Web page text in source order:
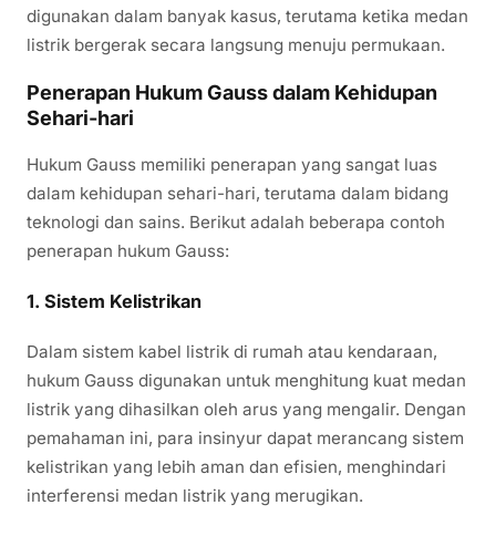
digunakan dalam banyak kasus, terutama ketika medan
listrik bergerak secara langsung menuju permukaan.
Penerapan Hukum Gauss dalam Kehidupan
Sehari-hari
Hukum Gauss memiliki penerapan yang sangat luas
dalam kehidupan sehari-hari, terutama dalam bidang
teknologi dan sains. Berikut adalah beberapa contoh
penerapan hukum Gauss:
1. Sistem Kelistrikan
Dalam sistem kabel listrik di rumah atau kendaraan,
hukum Gauss digunakan untuk menghitung kuat medan
listrik yang dihasilkan oleh arus yang mengalir. Dengan
pemahaman ini, para insinyur dapat merancang sistem
kelistrikan yang lebih aman dan efisien, menghindari
interferensi medan listrik yang merugikan.